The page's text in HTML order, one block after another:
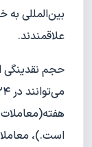
بین‌المللی به
علاقمندند.
حجم نقدینگی
هفته(معاملات
است.)،